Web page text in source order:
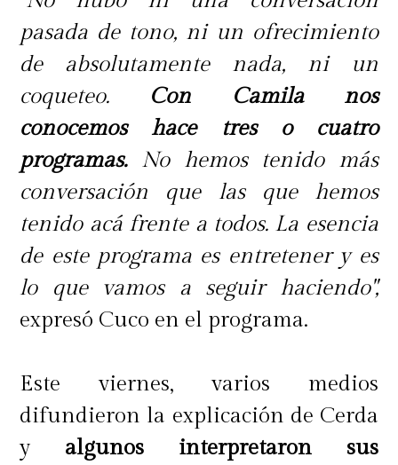
pasada de tono, ni un ofrecimiento
de absolutamente nada, ni un
coqueteo. Con Camila nos
conocemos hace tres o cuatro
programas.No hemos tenido más
conversación que las que hemos
tenido acá frente a todos. La esencia
de este programa es entretener y es
lo que vamos a seguir haciendo",
expresó Cuco en el programa.
Este viernes, varios medios
difundieron la explicación de Cerda
yalgunos interpretaron sus